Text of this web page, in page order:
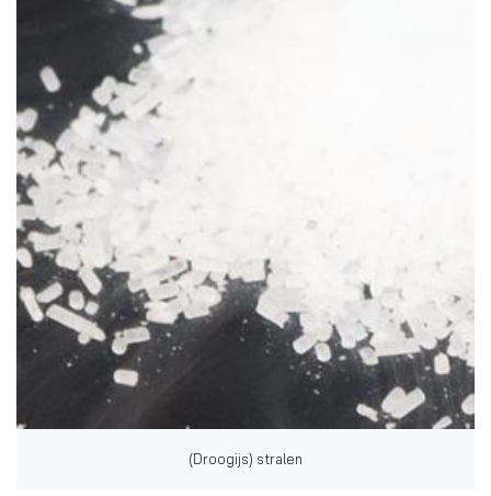
Anderen zochten ook
(Droogijs) stralen